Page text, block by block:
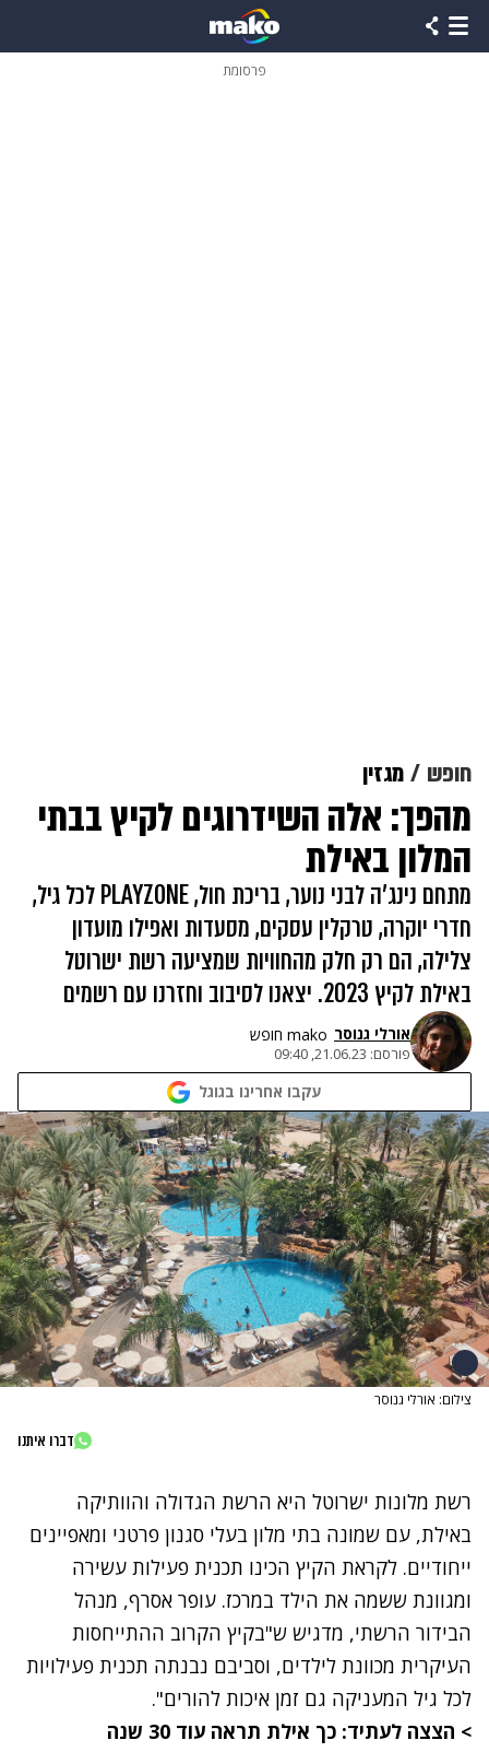
פרסומת
חופש מגזין
מהפך: אלה השידרוגים לקיץ בבתי
המלון באילת
מתחם נינג'ה לבני נוער, בריכת חול, PLAYZONE לכל גיל,
חדרי יוקרה, טרקלין עסקים, מסעדות ואפילו מועדון
צלילה, הם רק חלק מהחוויות שמציעה רשת ישרוטל
באילת לקיץ 2023. יצאנו לסיבוב וחזרנו עם רשמים
אורלי גנוסר mako חופש
פורסם: 21.06.23, 09:40
עקבו אחרינו בגוגל
צילום: אורלי גנוסר
דברו איתנו
רשת מלונות ישרוטל היא הרשת הגדולה והוותיקה
באילת, עם שמונה בתי מלון בעלי סגנון פרטני ומאפיינים
ייחודיים. לקראת הקיץ הכינו תכנית פעילות עשירה
ומגוונת ששמה את הילד במרכז. עופר אסרף, מנהל
הבידור הרשתי, מדגיש ש"בקיץ הקרוב ההתייחסות
העיקרית מכוונת לילדים, וסביבם נבנתה תכנית פעילויות
לכל גיל המעניקה גם זמן איכות להורים".
> הצצה לעתיד: כך אילת תראה עוד 30 שנה